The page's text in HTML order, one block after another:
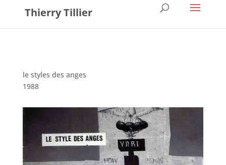
Thierry Tillier
le styles des anges
1988